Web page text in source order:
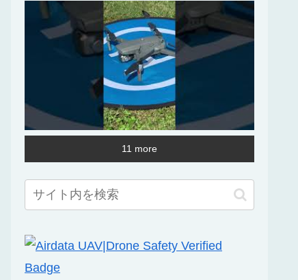
11 more